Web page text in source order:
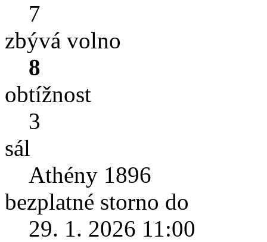
7
zbývá volno
8
obtížnost
3
sál
Athény 1896
bezplatné storno do
29. 1. 2026 11:00